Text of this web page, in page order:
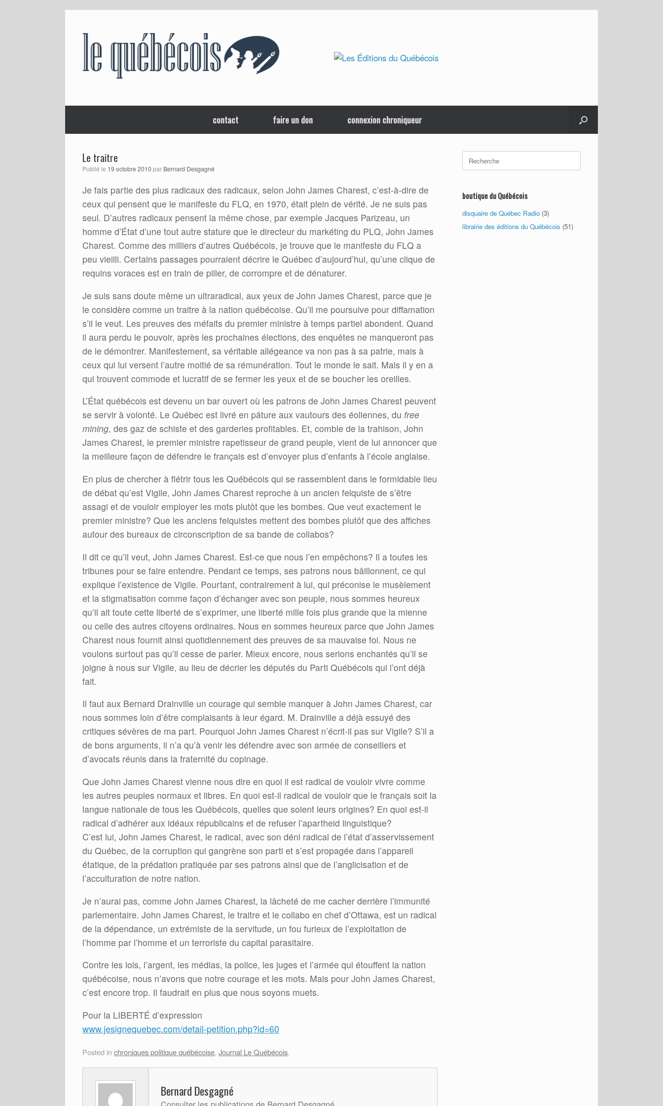
contact faire un don connexion chroniqueur
Le traitre
Publié le 19 octobre 2010 par Bernard Desgagné
Je fais partie des plus radicaux des radicaux, selon John James Charest, c’est-à-dire de
ceux qui pensent que le manifeste du FLQ, en 1970, était plein de vérité. Je ne suis pas
seul. D’autres radicaux pensent la même chose, par exemple Jacques Parizeau, un
homme d’État d’une tout autre stature que le directeur du markéting du PLQ, John James
Charest. Comme des milliers d’autres Québécois, je trouve que le manifeste du FLQ a
peu vieilli. Certains passages pourraient décrire le Québec d’aujourd’hui, qu’une clique de
requins voraces est en train de piller, de corrompre et de dénaturer.
Je suis sans doute même un ultraradical, aux yeux de John James Charest, parce que je
le considère comme un traitre à la nation québécoise. Qu’il me poursuive pour diffamation
s’il le veut. Les preuves des méfaits du premier ministre à temps partiel abondent. Quand
il aura perdu le pouvoir, après les prochaines élections, des enquêtes ne manqueront pas
de le démontrer. Manifestement, sa véritable allégeance va non pas à sa patrie, mais à
ceux qui lui versent l’autre moitié de sa rémunération. Tout le monde le sait. Mais il y en a
qui trouvent commode et lucratif de se fermer les yeux et de se boucher les oreilles.
L’État québécois est devenu un bar ouvert où les patrons de John James Charest peuvent
se servir à volonté. Le Québec est livré en pâture aux vautours des éoliennes, du free
mining, des gaz de schiste et des garderies profitables. Et, comble de la trahison, John
James Charest, le premier ministre rapetisseur de grand peuple, vient de lui annoncer que
la meilleure façon de défendre le français est d’envoyer plus d’enfants à l’école anglaise.
En plus de chercher à flétrir tous les Québécois qui se rassemblent dans le formidable lieu
de débat qu’est Vigile, John James Charest reproche à un ancien felquiste de s’être
assagi et de vouloir employer les mots plutôt que les bombes. Que veut exactement le
premier ministre? Que les anciens felquistes mettent des bombes plutôt que des affiches
autour des bureaux de circonscription de sa bande de collabos?
Il dit ce qu’il veut, John James Charest. Est-ce que nous l’en empêchons? Il a toutes les
tribunes pour se faire entendre. Pendant ce temps, ses patrons nous bâillonnent, ce qui
explique l’existence de Vigile. Pourtant, contrairement à lui, qui préconise le musèlement
et la stigmatisation comme façon d’échanger avec son peuple, nous sommes heureux
qu’il ait toute cette liberté de s’exprimer, une liberté mille fois plus grande que la mienne
ou celle des autres citoyens ordinaires. Nous en sommes heureux parce que John James
Charest nous fournit ainsi quotidiennement des preuves de sa mauvaise foi. Nous ne
voulons surtout pas qu’il cesse de parler. Mieux encore, nous serions enchantés qu’il se
joigne à nous sur Vigile, au lieu de décrier les députés du Parti Québécois qui l’ont déjà
fait.
Il faut aux Bernard Drainville un courage qui semble manquer à John James Charest, car
nous sommes loin d’être complaisants à leur égard. M. Drainville a déjà essuyé des
critiques sévères de ma part. Pourquoi John James Charest n’écrit-il pas sur Vigile? S’il a
de bons arguments, il n’a qu’à venir les défendre avec son armée de conseillers et
d’avocats réunis dans la fraternité du copinage.
Que John James Charest vienne nous dire en quoi il est radical de vouloir vivre comme
les autres peuples normaux et libres. En quoi est-il radical de vouloir que le français soit la
langue nationale de tous les Québécois, quelles que soient leurs origines? En quoi est-il
radical d’adhérer aux idéaux républicains et de refuser l’apartheid linguistique?
C’est lui, John James Charest, le radical, avec son déni radical de l’état d’asservissement
du Québec, de la corruption qui gangrène son parti et s’est propagée dans l’appareil
étatique, de la prédation pratiquée par ses patrons ainsi que de l’anglicisation et de
l’acculturation de notre nation.
Je n’aurai pas, comme John James Charest, la lâcheté de me cacher derrière l’immunité
parlementaire. John James Charest, le traitre et le collabo en chef d’Ottawa, est un radical
de la dépendance, un extrémiste de la servitude, un fou furieux de l’exploitation de
l’homme par l’homme et un terroriste du capital parasitaire.
Contre les lois, l’argent, les médias, la police, les juges et l’armée qui étouffent la nation
québécoise, nous n’avons que notre courage et les mots. Mais pour John James Charest,
c’est encore trop. Il faudrait en plus que nous soyons muets.
Pour la LIBERTÉ d’expression
www.jesignequebec.com/detail-petition.php?id=60
Posted in chroniques politique québécoise, Journal Le Québécois.
Bernard Desgagné
Search
for:
boutique du Québécois
disquaire de Québec Radio (3)
librairie des éditions du Québécois (51)